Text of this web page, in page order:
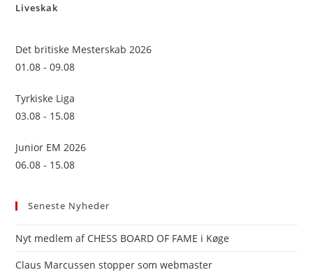
Liveskak
Det britiske Mesterskab 2026
01.08 - 09.08
Tyrkiske Liga
03.08 - 15.08
Junior EM 2026
06.08 - 15.08
Seneste Nyheder
Nyt medlem af CHESS BOARD OF FAME i Køge
Claus Marcussen stopper som webmaster